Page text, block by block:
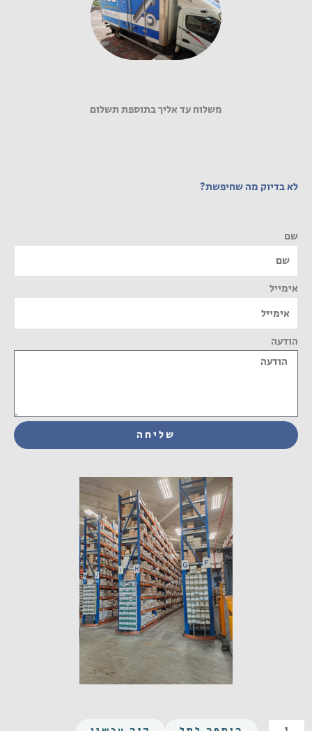
משלוח עד אליך בתוספת תשלום
לא בדיוק מה שחיפשת?
שם
אימייל
הודעה
שליחה
כמות